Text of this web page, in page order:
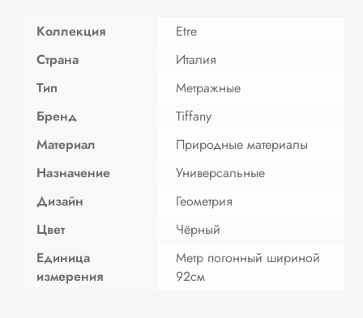
Коллекция
Etre
Страна
Италия
Тип
Метражные
Бренд
Tiffany
Материал
Природные материалы
Назначение
Универсальные
Дизайн
Геометрия
Цвет
Чёрный
Единица
измерения
Метр погонный шириной
92см